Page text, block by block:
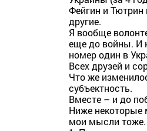
Фейгин и Тютрин
другие.
Я вообще
еще до войны. И
номер один в
Всех друзей и
Что же
субъектность.
Вместе – и до
Ниже некоторые
мои мысли тоже.